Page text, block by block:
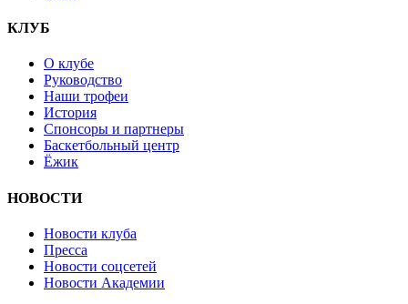
КЛУБ
О клубе
Руководство
Наши трофеи
История
Спонсоры и партнеры
Баскетбольный центр
Ёжик
НОВОСТИ
Новости клуба
Пресса
Новости соцсетей
Новости Академии